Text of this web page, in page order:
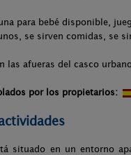
para bebé disponible,
se sirven comidas, se
las afueras del casco
por los propietarios:
situado en un entorno